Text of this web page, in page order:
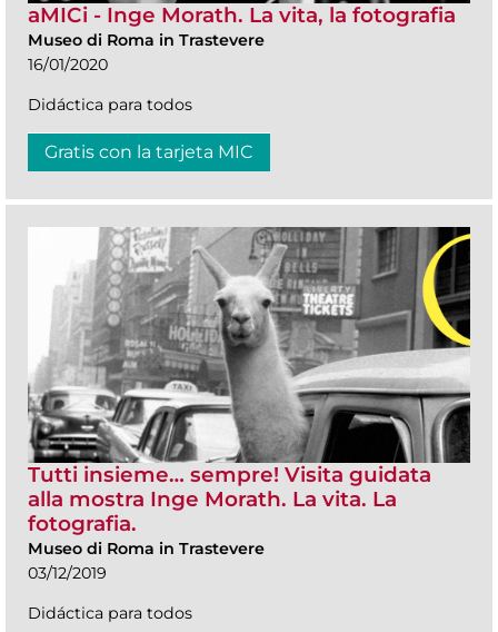
aMICi - Inge Morath. La vita, la fotografia
Museo di Roma in Trastevere
16/01/2020
Didáctica para todos
Gratis con la tarjeta MIC
Tutti insieme… sempre! Visita guidata
alla mostra Inge Morath. La vita. La
fotografia.
Museo di Roma in Trastevere
03/12/2019
Didáctica para todos